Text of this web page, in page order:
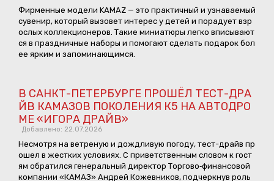
Фирменные модели KAMAZ — это практичный и узнаваемый
сувенир, который вызовет интерес у детей и порадует взр
ослых коллекционеров. Такие миниатюры легко вписывают
ся в праздничные наборы и помогают сделать подарок бол
ее ярким и запоминающимся.
В САНКТ-ПЕТЕРБУРГЕ ПРОШЁЛ ТЕСТ-ДРА
ЙВ КАМАЗОВ ПОКОЛЕНИЯ К5 НА АВТОДРО
МЕ «ИГОРА ДРАЙВ»
Добавлено: 22.07.2026
Несмотря на ветреную и дождливую погоду, тест-драйв пр
ошел в жестких условиях. С приветственным словом к гост
ям обратился генеральный директор Торгово‑финансовой
компании «КАМАЗ» Андрей Кожевников, подчеркнув роль